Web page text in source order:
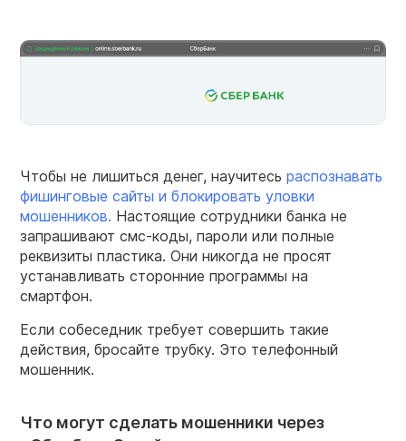
Чтобы не лишиться денег, научитесь распознавать
фишинговые сайты и блокировать уловки
мошенников. Настоящие сотрудники банка не
запрашивают смс-коды, пароли или полные
реквизиты пластика. Они никогда не просят
устанавливать сторонние программы на
смартфон.
Если собеседник требует совершить такие
действия, бросайте трубку. Это телефонный
мошенник.
Что могут сделать мошенники через